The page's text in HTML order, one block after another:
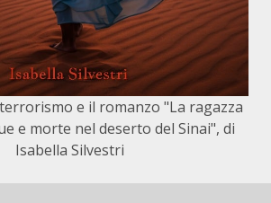
e il romanzo "La ragazza
e morte nel deserto del Sinai", di
Isabella Silvestri